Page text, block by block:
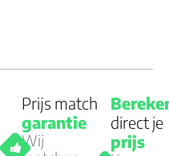
Prijs match
garantie
Wij
direct je
prijs